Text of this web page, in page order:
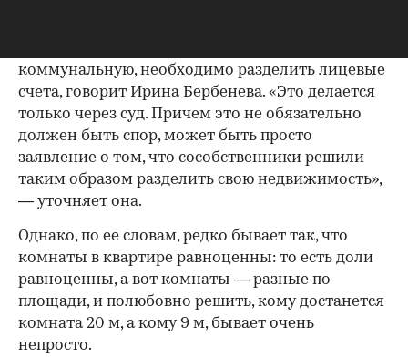
коммунальную, необходимо разделить лицевые
счета, говорит Ирина Бербенева. «Это делается
только через суд. Причем это не обязательно
должен быть спор, может быть просто
заявление о том, что сособственники решили
таким образом разделить свою недвижимость»,
— уточняет она.
Однако, по ее словам, редко бывает так, что
комнаты в квартире равноценны: то есть доли
равноценны, а вот комнаты — разные по
площади, и полюбовно решить, кому достанется
комната 20 м, а кому 9 м, бывает очень
непросто.